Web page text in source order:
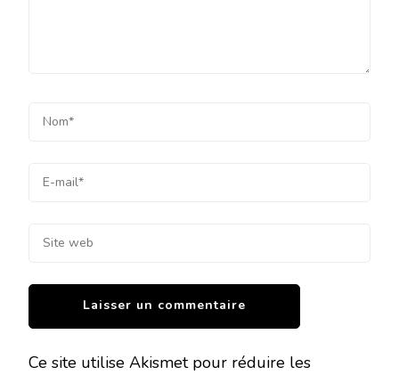
Ce site utilise Akismet pour réduire les